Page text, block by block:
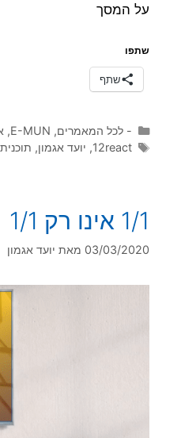
על המסך
שתפו
שתף
קטגוריות
- לכל המאמרים,
E-MUN
,
תגיות
12react
, יועד אגמון,
1/1 אינו רק 1/1
03/03/2020 מאת יועד אגמון